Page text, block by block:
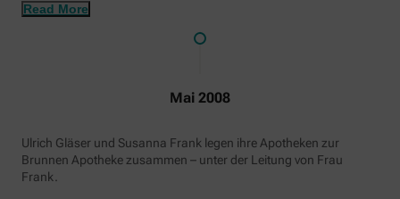
Read More
Mai 2008
Ulrich Gläser und Susanna Frank legen ihre Apotheken zur
Brunnen Apotheke zusammen – unter der Leitung von Frau
Frank.